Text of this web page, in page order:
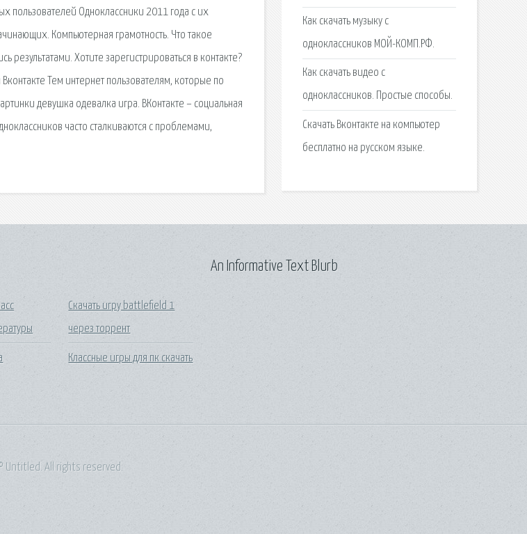
Одноклассники 2011 года с их
Компьютерная грамотность. Что такое
результатами. Хотите зарегистрироваться в контакте?
Тем интернет пользователям, которые по
девушка одевалка игра. ВКонтакте – социальная
часто сталкиваются с проблемами,
Как скачать музыку с
одноклассников МОЙ-КОМП.РФ.
Как скачать видео с
одноклассников. Простые способы.
Скачать Вконтакте на компьютер
бесплатно на русском языке.
Скачать игру battlefield 1
через торрент
Классные игры для пк скачать
An Informative Text Blurb
Untitled. All rights reserved.